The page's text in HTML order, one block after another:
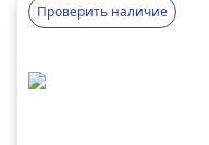
Проверить наличие